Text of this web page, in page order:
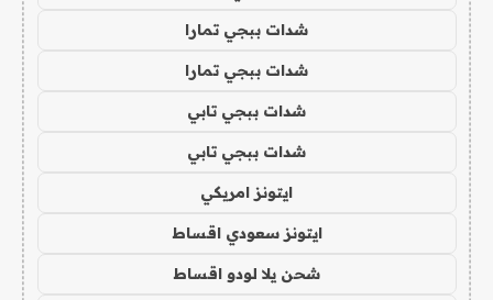
شدات ببجي تمارا
شدات ببجي تمارا
شدات ببجي تابي
شدات ببجي تابي
ايتونز امريكي
ايتونز سعودي اقساط
شحن يلا لودو اقساط